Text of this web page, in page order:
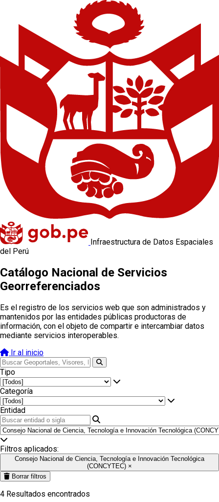
Infraestructura de Datos Espaciales
del Perú
Catálogo Nacional de Servicios
Georreferenciados
Es el registro de los servicios web que son administrados y
mantenidos por las entidades públicas productoras de
información, con el objeto de compartir e intercambiar datos
mediante servicios interoperables.
Ir al inicio
Tipo
Categoría
Entidad
Filtros aplicados:
Consejo Nacional de Ciencia, Tecnología e Innovación Tecnológica
(CONCYTEC) ×
Borrar filtros
4 Resultados encontrados